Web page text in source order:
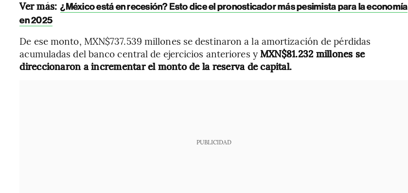
Ver más: ¿México está en recesión? Esto dice el pronosticador más pesimista para la economía
en 2025
De ese monto, MXN$737.539 millones se destinaron a la amortización de pérdidas
acumuladas del banco central de ejercicios anteriores yMXN$81.232 millones se
direccionaron a incrementar el monto de la reserva de capital.
PUBLICIDAD